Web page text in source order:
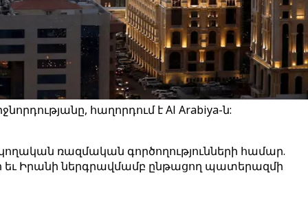
հաղորդում է Al Arabiya-ն:
ռազմական գործողությունների համար.
եւ Իրանի ներգրավմամբ ընթացող պատերազմի